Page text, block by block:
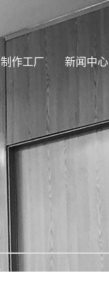
制作工厂 新闻中心